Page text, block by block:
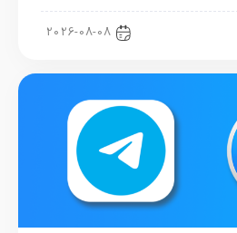
2026-08-08